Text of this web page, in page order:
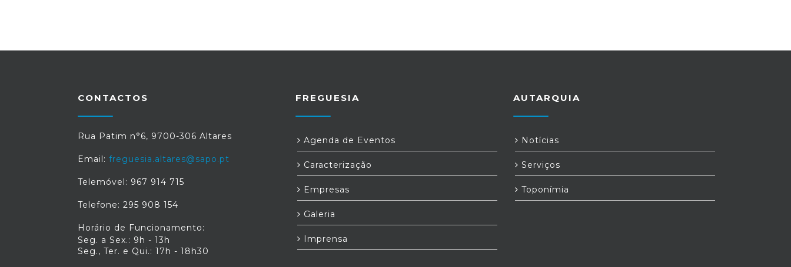
CONTACTOS
Rua Patim n°6, 9700-306 Altares
Email: freguesia.altares@sapo.pt
Telemóvel: 967 914 715
Telefone: 295 908 154
Horário de Funcionamento:
Seg. a Sex.: 9h - 13h
Seg., Ter. e Qui.: 17h - 18h30
FREGUESIA
Agenda de Eventos
Caracterização
Empresas
Galeria
Imprensa
AUTARQUIA
Notícias
Serviços
Toponímia